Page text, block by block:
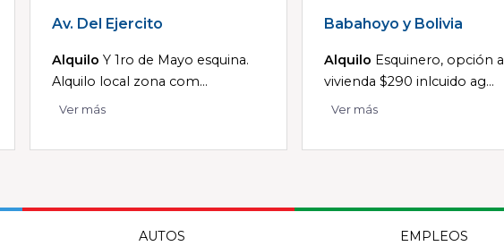
Av. Del Ejercito
Alquilo Y 1ro de Mayo esquina.
Alquilo local zona com...
Ver más
Babahoyo y Bolivia
Alquilo Esquinero, opción a
vivienda $290 inlcuido ag...
Ver más
AUTOS EMPLEOS